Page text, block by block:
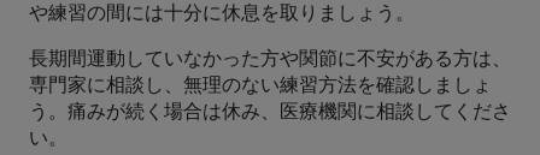
や練習の間には十分に休息を取りましょう。
長期間運動していなかった方や関節に不安がある方は、
専門家に相談し、無理のない練習方法を確認しましょ
う。痛みが続く場合は休み、医療機関に相談してくださ
い。